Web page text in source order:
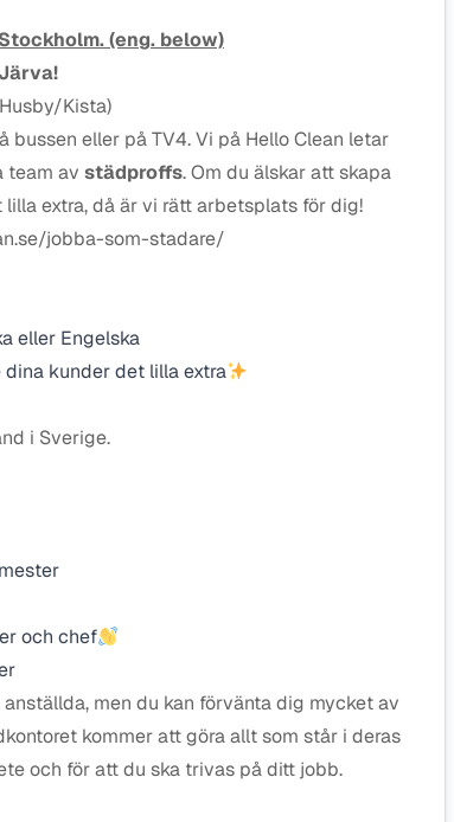
(eng. below)
Kista)
bussen eller på TV4. Vi på Hello Clean letar
team av städproffs. Om du älskar att skapa
extra, då är vi rätt arbetsplats för dig!
jobba-som-stadare/
eller Engelska
kunder det lilla extra
i Sverige.
och chef
men du kan förvänta dig mycket av
kommer att göra allt som står i deras
och för att du ska trivas på ditt jobb.